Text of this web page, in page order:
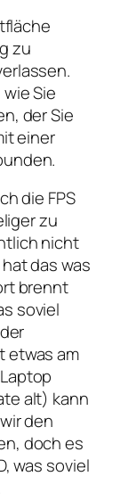
zu
Sie
der Sie
einer
die FPS
zu
nicht
das was
brennt
soviel
etwas am
alt) kann
den
doch es
was soviel